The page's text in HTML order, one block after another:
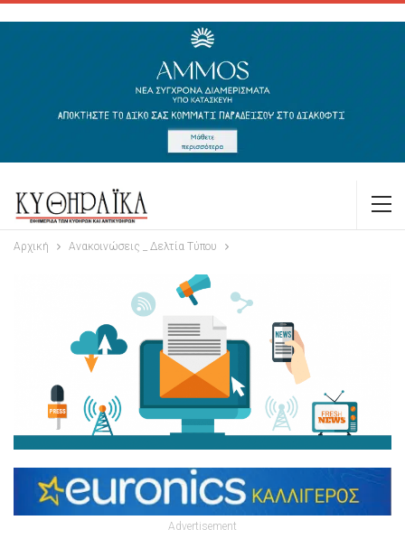
Αρχική Ανακοινώσεις _ Δελτία Τύπου
Advertisement